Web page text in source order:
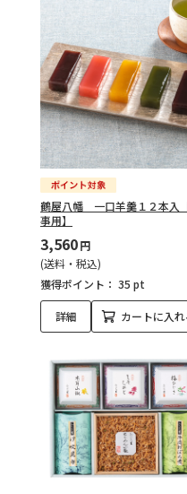
鶴屋八幡 一口羊羹１２本入
事用】
3,560円
(送料・税込)
獲得ポイント： 35 pt
詳細 カートに入れ